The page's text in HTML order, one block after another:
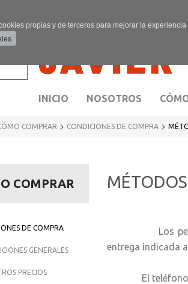
propias y de terceros para mejorar la
INICIO NOSOTROS
COMPRAR > CONDICIONES DE COMPRA >
Los pedidos
entrega indicada
El teléfono
COMPRAR
DE COMPRA
GENERALES
PRECIOS